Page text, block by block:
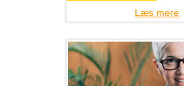
Læs mere